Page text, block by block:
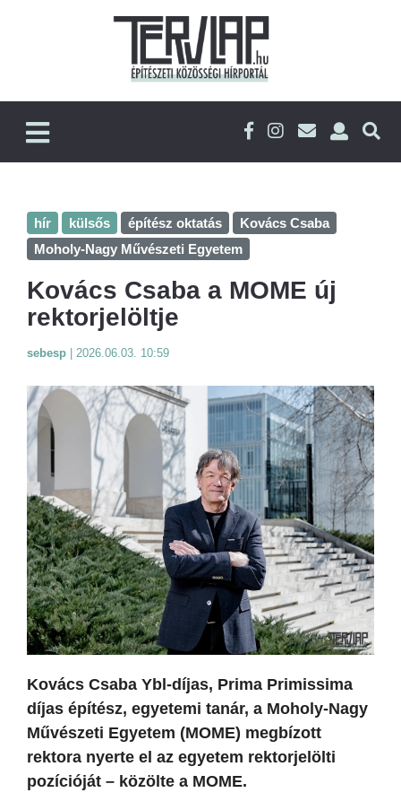
hír külsős építész oktatás
Kovács Csaba
Moholy-Nagy Művészeti Egyetem
Kovács Csaba a MOME új
rektorjelöltje
sebesp 2026.06.03. 10:59
Kovács Csaba Ybl-díjas, Prima Primissima
díjas építész, egyetemi tanár, a Moholy-Nagy
Művészeti Egyetem (MOME) megbízott
rektora nyerte el az egyetem rektorjelölti
pozícióját – közölte a MOME.